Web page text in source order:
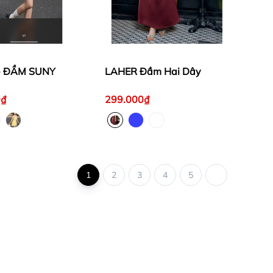
ĐẦM SUNY LAHER Đầm Hai Dây
299.000₫
1 2 3 4 5